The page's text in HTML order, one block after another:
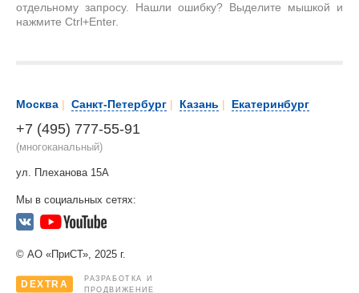
отдельному запросу. Нашли ошибку? Выделите мышкой и
нажмите Ctrl+Enter.
Москва | Санкт-Петербург | Казань | Екатеринбург
+7 (495) 777-55-91
(многоканальный)
ул. Плеханова 15А
Мы в социальных сетях:
© АО «ПриСТ», 2025 г.
DEXTRA
РАЗРАБОТКА И
ПРОДВИЖЕНИЕ